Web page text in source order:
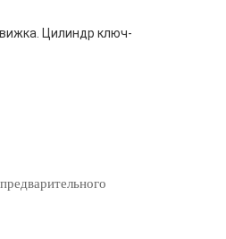
Цилиндр ключ-